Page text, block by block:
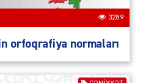
3289
orfoqrafiya normaları